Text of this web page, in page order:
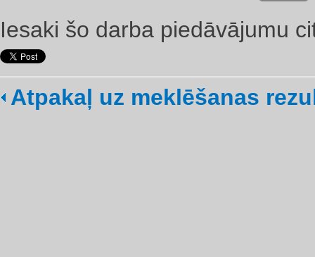
Iesaki šo darba piedāvājumu
Atpakaļ uz meklēšanas